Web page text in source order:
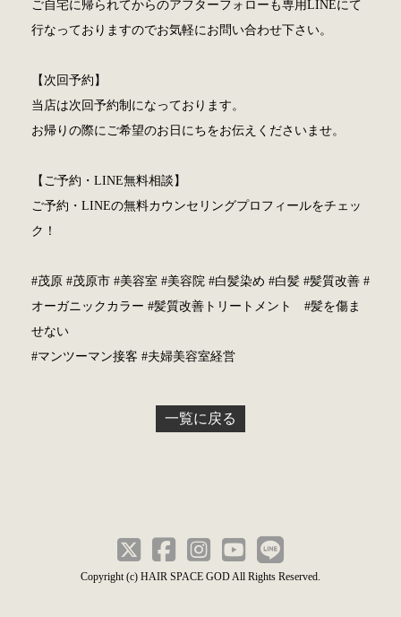
ご自宅に帰られてからのアフターフォローも専用LINEにて
行なっておりますのでお気軽にお問い合わせ下さい。
【次回予約】
当店は次回予約制になっております。
お帰りの際にご希望のお日にちをお伝えくださいませ。
【ご予約・LINE無料相談】
ご予約・LINEの無料カウンセリングプロフィールをチェッ
ク！
#茂原 #茂原市 #美容室 #美容院 #白髪染め #白髪 #髪質改善 #
オーガニックカラー #髪質改善トリートメント #髪を傷ま
せない
#マンツーマン接客 #夫婦美容室経営
一覧に戻る
Copyright (c) HAIR SPACE GOD All Rights Reserved.